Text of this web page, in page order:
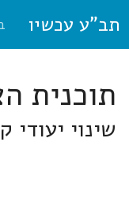
תב"ע עכשיו
תוכנית הצ/162/1/4
שינוי